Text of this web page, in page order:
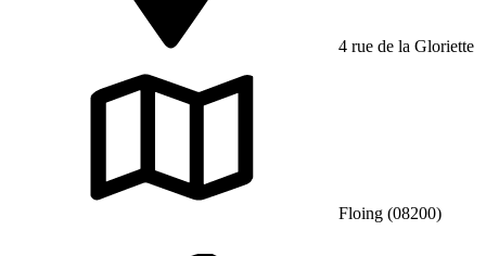
4 rue de la Gloriette
Floing (08200)